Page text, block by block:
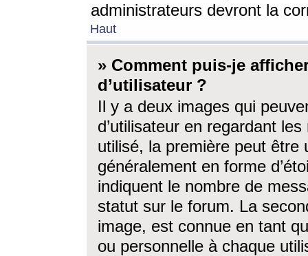
administrateurs devront la
Haut
» Comment puis-je
d’utilisateur ?
Il y a deux images qui
d’utilisateur en regardant
utilisé, la première peut être
généralement en forme
indiquent le nombre de
statut sur le forum. La
image, est connue en tant
ou personnelle à chaque